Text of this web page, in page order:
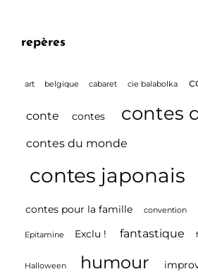
Foire
Du
17
AVR
repères
art belgique cabaret cie balabolka
conte contes contes
contes du monde
contes japonais
contes pour la famille convention
Epitamine Exclu ! fantastique
Halloween humour